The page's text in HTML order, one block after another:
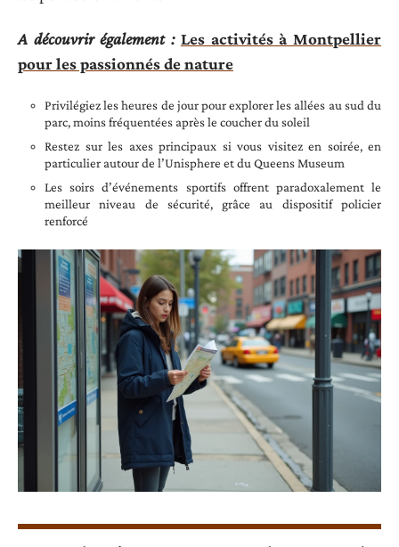
A découvrir également : Les activités à Montpellier
pour les passionnés de nature
Privilégiez les heures de jour pour explorer les allées au sud du
parc, moins fréquentées après le coucher du soleil
Restez sur les axes principaux si vous visitez en soirée, en
particulier autour de l’Unisphere et du Queens Museum
Les soirs d’événements sportifs offrent paradoxalement le
meilleur niveau de sécurité, grâce au dispositif policier
renforcé